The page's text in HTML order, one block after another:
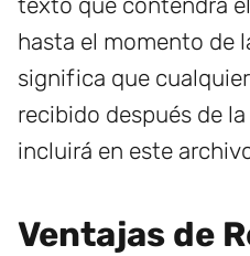
hasta el momento de
significa que
recibido después de
incluirá en este
Ventajas de